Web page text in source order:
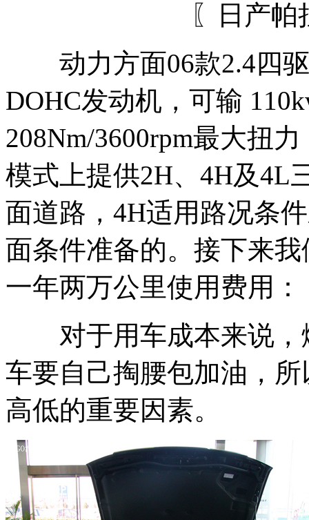
〖日产
动力方面06款2.4四驱
DOHC发动机，可输
208Nm/3600rpm最大扭
模式上提供2H、4H及4L
面道路，4H适用路况条
面条件准备的。接下来
一年两万公里使用费用：
对于用车成本来说，
车要自己掏腰包加油，
高低的重要因素。